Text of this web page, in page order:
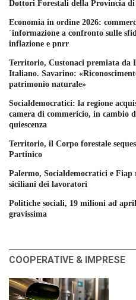
Dottori Forestali della Provincia di
Economia in ordine 2026:
´informazione a confronto sulle
inflazione e pnrr
Territorio, Custonaci premiata da
Italiano. Savarino:
patrimonio naturale»
Socialdemocratici: la regione
camera di commericio, in cambio
quiescenza
Territorio, il Corpo forestale
Partinico
Palermo, Socialdemocratici e Fiap
siciliani dei lavoratori
Politiche sociali, 19 milioni ad
gravissima
COOPERATIVE & IMPRESE